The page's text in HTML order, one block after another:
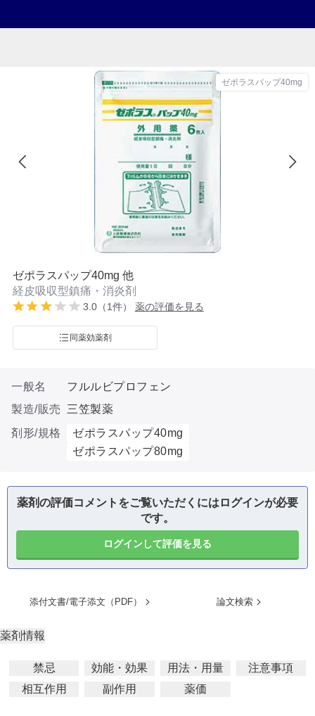
ゼポラスパップ40mg
ゼポラスパップ40mg 他
経皮吸収型鎮痛・消炎剤
3.0（1件） 薬の評価を見る
同薬効薬剤
一般名
フルルビプロフェン
製造/販売
三笠製薬
剤形/規格
ゼポラスパップ40mg
ゼポラスパップ80mg
薬剤の評価コメントをご覧いただくにはログインが必要
です。
ログインして評価を見る
添付文書/電子添文（PDF） 論文検索
薬剤情報
禁忌 効能・効果 用法・用量
注意事項
相互作用
副作用 薬価